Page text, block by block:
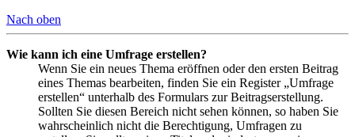
Nach oben
Wie kann ich eine Umfrage erstellen?
Wenn Sie ein neues Thema eröffnen oder den ersten Beitrag
eines Themas bearbeiten, finden Sie ein Register „Umfrage
erstellen“ unterhalb des Formulars zur Beitragserstellung.
Sollten Sie diesen Bereich nicht sehen können, so haben Sie
wahrscheinlich nicht die Berechtigung, Umfragen zu